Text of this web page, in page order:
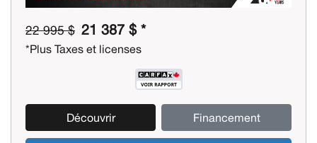
22 995 $ 21 387 $ *
*Plus Taxes et licenses
Découvrir Financement